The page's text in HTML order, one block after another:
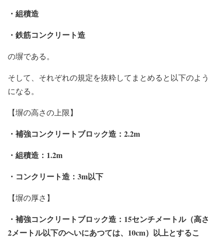
・組積造
・鉄筋コンクリート造
の塀である。
そして、それぞれの規定を抜粋してまとめると以下のよう
になる。
【塀の高さの上限】
・補強コンクリートブロック造：2.2m
・組積造：1.2m
・コンクリート造：3m以下
【塀の厚さ】
・補強コンクリートブロック造：15センチメートル（高さ
2メートル以下のへいにあつては、10cm）以上とするこ